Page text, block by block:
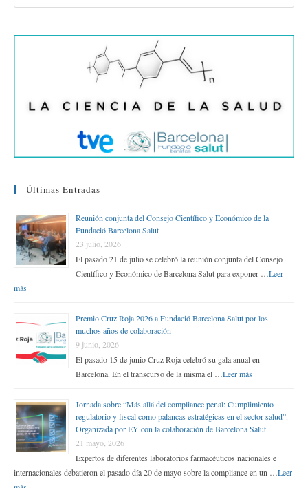
r
Últimas Entradas
Reunión conjunta del Consejo Científico y Económico de la
Fundació Barcelona Salut
23 julio, 2026
El pasado 21 de julio se celebró la reunión conjunta del Consejo
Científico y Económico de Barcelona Salut para exponer … Leer
más
Premio Cruz Roja 2026 a Fundació Barcelona Salut por los
muchos años de colaboración
9 junio, 2026
El pasado 15 de junio Cruz Roja celebró su gala anual en
Barcelona. En el transcurso de la misma el … Leer más
Jornada sobre “Más allá del compliance penal: Cumplimiento
regulatorio y fiscal como palancas estratégicas en el sector salud”.
Organizada por EY con la colaboración de Barcelona Salut
21 mayo, 2026
Expertos de diferentes laboratorios farmacéuticos nacionales e
internacionales debatieron el pasado día 20 de mayo sobre la compliance en un … Leer